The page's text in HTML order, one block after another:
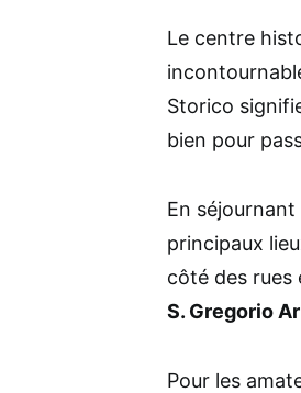
Le centre
Storico
bien pour
En
principaux
côté des rues
S. Gregorio
Pour les